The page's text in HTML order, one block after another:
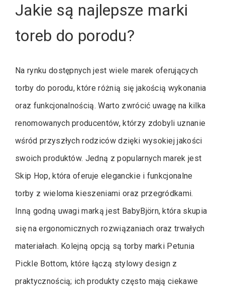
Jakie są najlepsze marki
toreb do porodu?
Na rynku dostępnych jest wiele marek oferujących
torby do porodu, które różnią się jakością wykonania
oraz funkcjonalnością. Warto zwrócić uwagę na kilka
renomowanych producentów, którzy zdobyli uznanie
wśród przyszłych rodziców dzięki wysokiej jakości
swoich produktów. Jedną z popularnych marek jest
Skip Hop, która oferuje eleganckie i funkcjonalne
torby z wieloma kieszeniami oraz przegródkami.
Inną godną uwagi marką jest BabyBjörn, która skupia
się na ergonomicznych rozwiązaniach oraz trwałych
materiałach. Kolejną opcją są torby marki Petunia
Pickle Bottom, które łączą stylowy design z
praktycznością; ich produkty często mają ciekawe